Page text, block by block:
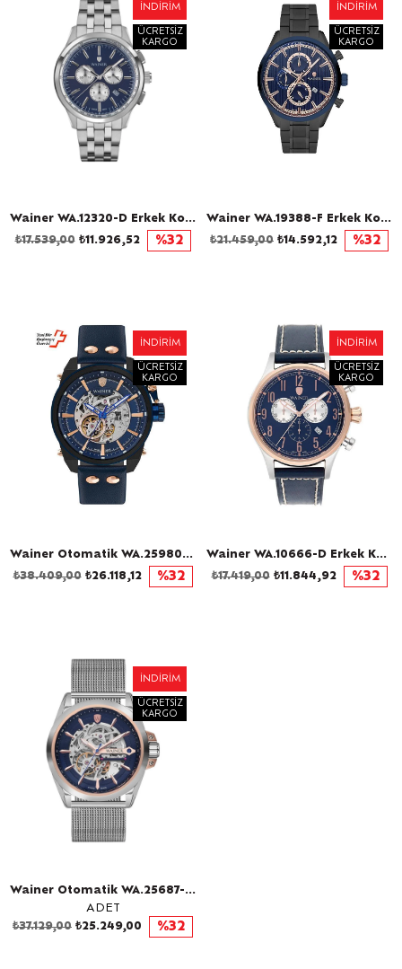
Wainer WA.12320-D Erkek Kol Saati
İNDIRIM
ÜCRETSIZ
KARGO
₺11.926,52
₺17.539,00 %32
Wainer WA.19388-F Erkek Kol Saati
İNDIRIM
ÜCRETSIZ
KARGO
₺14.592,12
₺21.459,00 %32
Wainer Otomatik WA.25980-E Erkek Kol Saati
İNDIRIM
ÜCRETSIZ
KARGO
₺26.118,12
₺38.409,00 %32
Wainer WA.10666-D Erkek Kol Saati
İNDIRIM
ÜCRETSIZ
KARGO
₺11.844,92
₺17.419,00 %32
Wainer Otomatik WA.25687-B Erkek Kol Saati
ADET
İNDIRIM
ÜCRETSIZ
KARGO
₺25.249,00
₺37.129,00 %32